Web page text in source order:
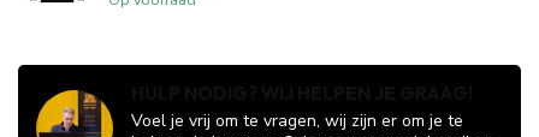
Voel je vrij om te vragen, wij zijn er om je te